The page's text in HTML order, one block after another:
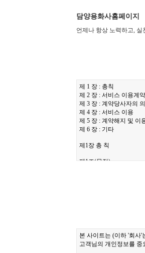
담양용화사홈페이지
언제나 항상 노력하고,